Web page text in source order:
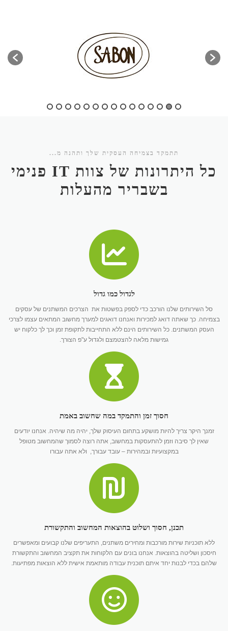
תתמקד בצמיחה העסקית שלך ותהנה מ...
כל היתרונות של צוות IT פנימי
בשבריר מהעלות
לגדול כמו גדול
סל השירותים שלנו הורכב כדי לספק בפשטות את הצרכים המשתנים של עסקים
בצמיחה. כך שאתה דואג למכירות ואנחנו דואגים למערך מחשוב המתאים עצמו לצרכי
העסק המשתנים. כל השירותים הינם ללא התחייבות לתקופת זמן וכך לך כלקוח יש
גמישות מלאה להצטמצם ולגדול ע"פ הצורך.
חסוך זמן והתמקד במה שחשוב באמת
זמנך היקר צריך להיות מושקע בתחום העיסוק שלך, יהיה מה שיהיה. אנחנו יודעים
שאין לך סיבה וזמן להתעסקות במחשוב, אתה רוצה לסמוך שהמחשוב מטופל
במקצועיות ובמהירות – עובד עבורך, ולא אתה עבורו
תכנן, חסוך ושלוט בהוצאות המחשוב והתקשורת
ללא תוכניות שירות מורכבות ומחירים משתנים, התעריפים שלנו קבועים ומאפשרים
חיסכון ושליטה בהוצאות. אנחנו בונים עם הלקוחות את תקציב המחשוב והתקשורת
שלהם בכדי לבנות יחד איתם תוכנית עבודה מותאמת אישית ללא הוצאות מפתיעות.